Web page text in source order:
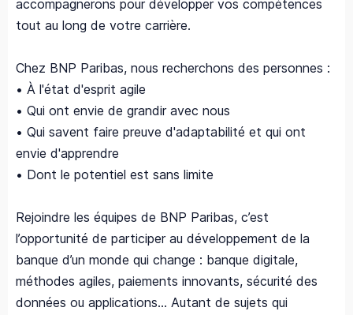
accompagnerons pour développer vos compétences
tout au long de votre carrière.
Chez BNP Paribas, nous recherchons des personnes :
• À l'état d'esprit agile
• Qui ont envie de grandir avec nous
• Qui savent faire preuve d'adaptabilité et qui ont
envie d'apprendre
• Dont le potentiel est sans limite
Rejoindre les équipes de BNP Paribas, c’est
l’opportunité de participer au développement de la
banque d’un monde qui change : banque digitale,
méthodes agiles, paiements innovants, sécurité des
données ou applications... Autant de sujets qui